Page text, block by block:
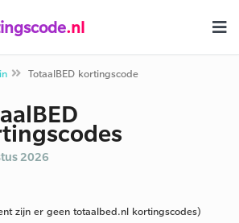
.nl
TotaalBED kortingscode
2026
zijn er geen totaalbed.nl kortingscodes)